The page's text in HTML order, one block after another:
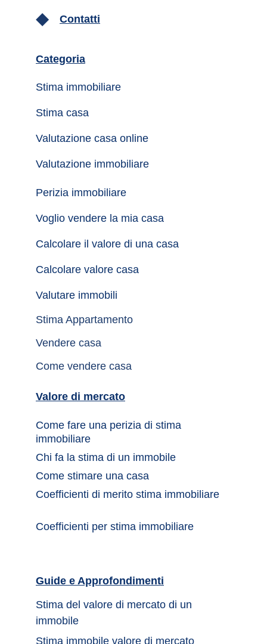
Contatti
Categoria
Stima immobiliare
Stima casa
Valutazione casa online
Valutazione immobiliare
Valore di mercato
Come fare una perizia di stima
immobiliare
Coefficienti di merito stima immobiliare
Coefficienti per stima immobiliare
Stima del valore di mercato di un
Perizia immobiliare
Stima Appartamento
Vendere casa
Come vendere casa
Voglio vendere la mia casa
Calcolare il valore di una casa
Calcolare valore casa
Valutare immobili